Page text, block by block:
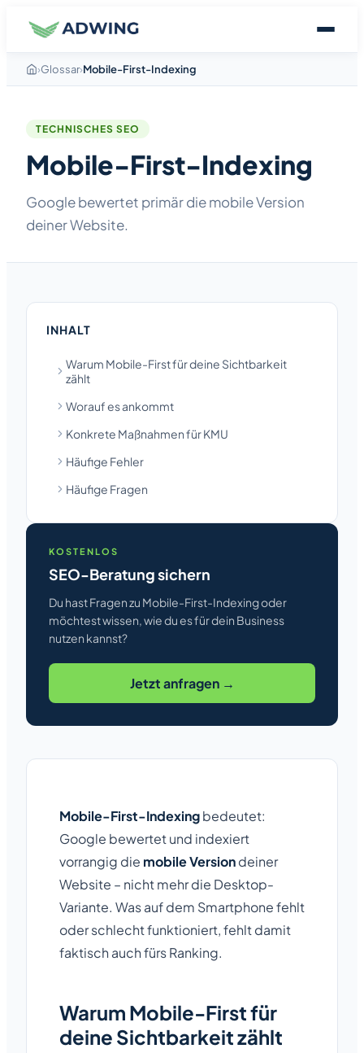
›Glossar›Mobile-First-Indexing
TECHNISCHES SEO
Mobile-First-Indexing
Google bewertet primär die mobile Version
deiner Website.
INHALT
Warum Mobile-First für deine Sichtbarkeit
zählt
Worauf es ankommt
Konkrete Maßnahmen für KMU
Häufige Fehler
Häufige Fragen
KOSTENLOS
SEO-Beratung sichern
Du hast Fragen zu Mobile-First-Indexing oder
möchtest wissen, wie du es für dein Business
nutzen kannst?
Jetzt anfragen →
Mobile-First-Indexingbedeutet:
Google bewertet und indexiert
vorrangig die mobile Versiondeiner
Website – nicht mehr die Desktop-
Variante. Was auf dem Smartphone fehlt
oder schlecht funktioniert, fehlt damit
faktisch auch fürs Ranking.
Warum Mobile-First für
deine Sichtbarkeit zählt